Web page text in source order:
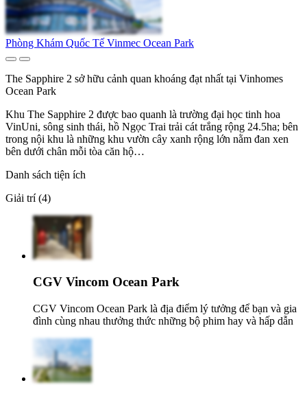
Phòng Khám Quốc Tế Vinmec Ocean Park
The Sapphire 2 sở hữu cảnh quan khoáng đạt nhất tại Vinhomes
Ocean Park
Khu The Sapphire 2 được bao quanh là trường đại học tinh hoa
VinUni, sông sinh thái, hồ Ngọc Trai trải cát trắng rộng 24.5ha; bên
trong nội khu là những khu vườn cây xanh rộng lớn nằm đan xen
bên dưới chân mỗi tòa căn hộ…
Danh sách tiện ích
Giải trí (4)
CGV Vincom Ocean Park
CGV Vincom Ocean Park là địa điểm lý tưởng để bạn và gia
đình cùng nhau thưởng thức những bộ phim hay và hấp dẫn